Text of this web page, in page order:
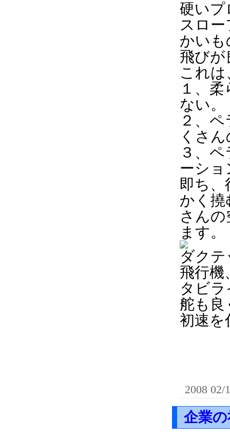
硬いプ
スロ
かいも
飛びが
これ
１、
ない。
２、
くさ
３、
ーシ
即ち、
かく撓
さん
ます。
ダク
飛行機
タビ
舵も良
初速を
2008 02/
企業